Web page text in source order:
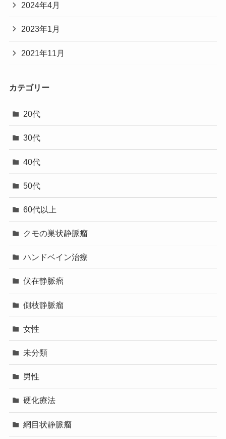
2024年4月
2023年1月
2021年11月
カテゴリー
20代
30代
40代
50代
60代以上
クモの巣状静脈瘤
ハンドベイン治療
伏在静脈瘤
側枝静脈瘤
女性
未分類
男性
硬化療法
網目状静脈瘤